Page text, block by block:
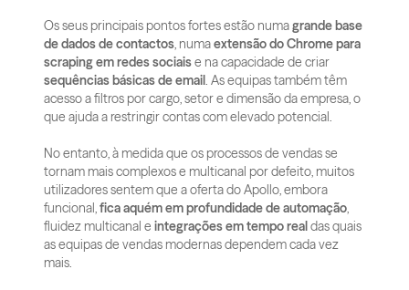
Os seus principais pontos fortes estão numa grande base
de dados de contactos, numa extensão do Chrome para
scraping em redes sociais
sequências básicas de email. As equipas também têm
acesso a filtros por cargo, setor e dimensão da empresa, o
que ajuda a restringir contas com elevado potencial.
No entanto, à medida que os processos de vendas se
tornam mais complexos e multicanal por defeito, muitos
utilizadores sentem que a oferta do Apollo, embora
funcional, fica aquém em profundidade de automação,
fluidez multicanal e integrações em tempo real das quais
as equipas de vendas modernas dependem cada vez
mais.